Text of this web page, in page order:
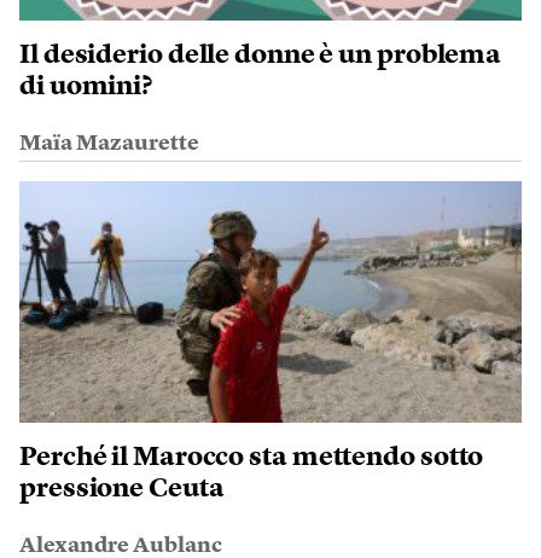
Il desiderio delle donne è un problema
di uomini?
Maïa Mazaurette
Perché il Marocco sta mettendo sotto
pressione Ceuta
Alexandre Aublanc